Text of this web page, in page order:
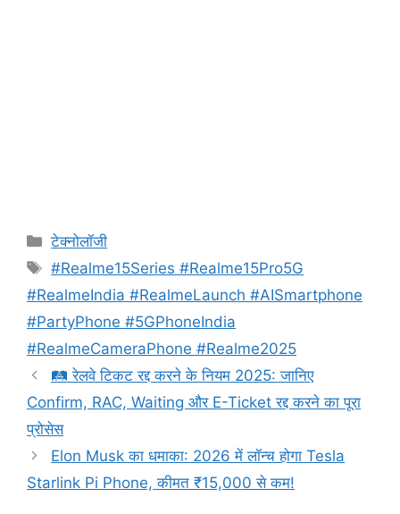
Categories
टेक्नोलॉजी
Tags
#Realme15Series #Realme15Pro5G
#RealmeIndia #RealmeLaunch #AISmartphone
#PartyPhone #5GPhoneIndia
#RealmeCameraPhone #Realme2025
🛤️ रेलवे टिकट रद्द करने के नियम 2025: जानिए
Confirm, RAC, Waiting और E-Ticket रद्द करने का पूरा
प्रोसेस
Elon Musk का धमाका: 2026 में लॉन्च होगा Tesla
Starlink Pi Phone, कीमत ₹15,000 से कम!